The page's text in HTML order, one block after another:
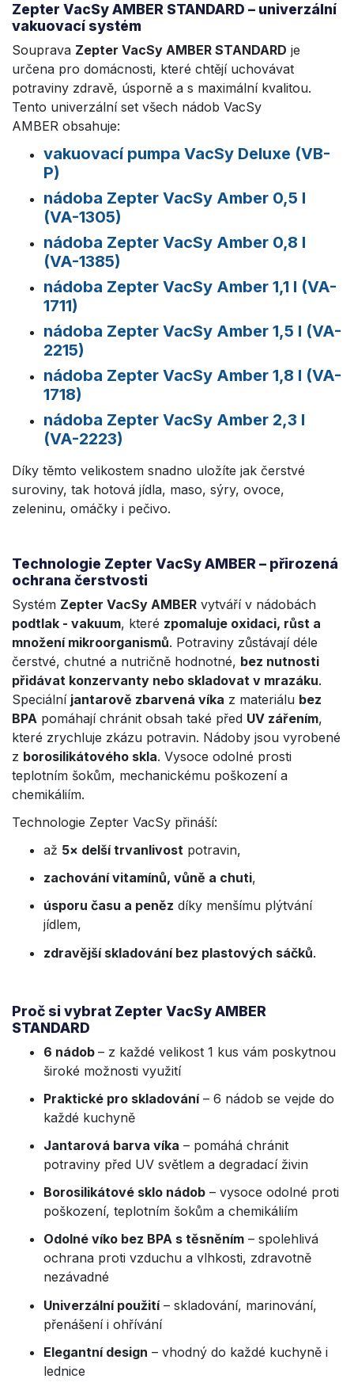
Zepter VacSy AMBER STANDARD – univerzální
vakuovací systém
Souprava Zepter VacSy AMBER STANDARD je
určena pro domácnosti, které chtějí uchovávat
potraviny zdravě, úsporně a s maximální kvalitou.
Tento univerzální set všech nádob VacSy
AMBER obsahuje:
vakuovací pumpa VacSy Deluxe (VB-
P)
nádoba Zepter VacSy Amber 0,5 l
(VA-1305)
nádoba Zepter VacSy Amber 0,8 l
(VA-1385)
nádoba Zepter VacSy Amber 1,1 l (VA-
1711)
nádoba Zepter VacSy Amber 1,5 l (VA-
2215)
nádoba Zepter VacSy Amber 1,8 l (VA-
1718)
nádoba Zepter VacSy Amber 2,3 l
(VA-2223)
Díky těmto velikostem snadno uložíte jak čerstvé
suroviny, tak hotová jídla, maso, sýry, ovoce,
zeleninu, omáčky i pečivo.
Technologie Zepter VacSy AMBER – přirozená
ochrana čerstvosti
Systém Zepter VacSy AMBER vytváří v nádobách
podtlak - vakuum, které zpomaluje oxidaci, růst a
množení mikroorganismů. Potraviny zůstávají déle
čerstvé, chutné a nutričně hodnotné, bez nutnosti
přidávat konzervanty nebo skladovat v mrazáku.
Speciální jantarově zbarvená víka z materiálu bez
BPA pomáhají chránit obsah také před UV zářením,
které zrychluje zkázu potravin. Nádoby jsou vyrobené
z borosilikátového skla. Vysoce odolné prosti
teplotním šokům, mechanickému poškození a
chemikáliím.
Technologie Zepter VacSy přináší:
až 5× delší trvanlivost potravin,
zachování vitamínů, vůně a chuti,
úsporu času a peněz díky menšímu plýtvání
jídlem,
zdravější skladování bez plastových sáčků.
Proč si vybrat Zepter VacSy AMBER
STANDARD
6 nádob – z každé velikost 1 kus vám poskytnou
široké možnosti využití
Praktické pro skladování– 6 nádob se vejde do
každé kuchyně
Jantarová barva víka – pomáhá chránit
potraviny před UV světlem a degradací živin
Borosilikátové sklo nádob – vysoce odolné proti
poškození, teplotním šokům a chemikáliím
Odolné víko bez BPA s těsněním – spolehlivá
ochrana proti vzduchu a vlhkosti, zdravotně
nezávadné
Univerzální použití– skladování, marinování,
přenášení i ohřívání
Elegantní design – vhodný do každé kuchyně i
lednice